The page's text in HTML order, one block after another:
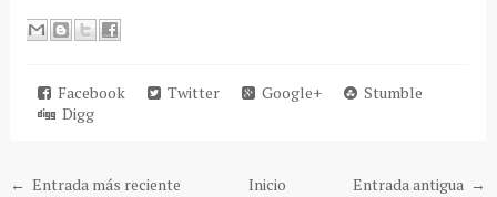
Facebook Twitter Google+
Stumble
Digg
← Entrada más reciente Entrada antigua →
Inicio